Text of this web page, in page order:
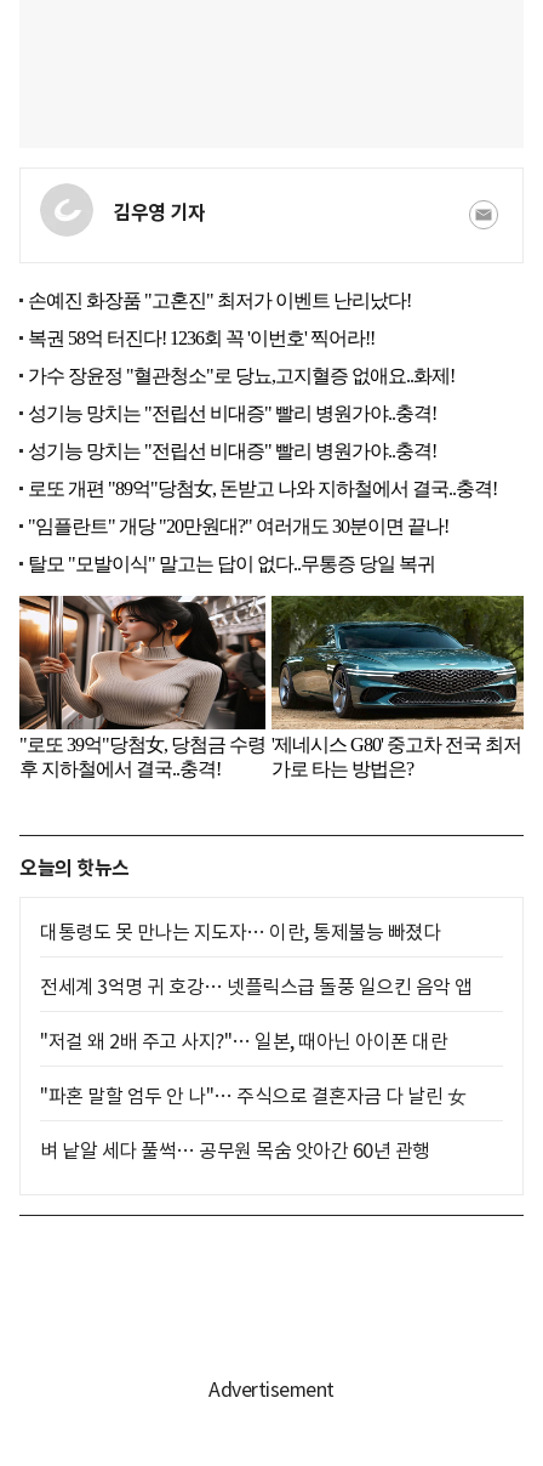
김우영 기자
오늘의 핫뉴스
대통령도 못 만나는 지도자… 이란, 통제불능 빠졌다
전세계 3억명 귀 호강… 넷플릭스급 돌풍 일으킨 음악 앱
"저걸 왜 2배 주고 사지?"… 일본, 때아닌 아이폰 대란
"파혼 말할 엄두 안 나"… 주식으로 결혼자금 다 날린 女
벼 낱알 세다 풀썩… 공무원 목숨 앗아간 60년 관행